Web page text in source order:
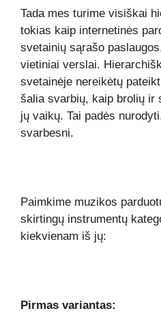
Tada mes turime visiškai
tokias kaip internetinės
svetainių sąrašo
vietiniai verslai.
svetainėje nereikėtų
šalia svarbių, kaip brolių ir
jų vaikų. Tai padės
svarbesni.
Paimkime muzikos
skirtingų instrumentų
kiekvienam iš jų:
Pirmas variantas: